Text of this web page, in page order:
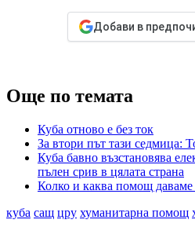
Добави в
Още по темата
Куба отново е без ток
За втори път тази седмица:
Куба бавно възстановява
пълен срив в цялата страна
Колко и каква помощ
куба сащ цру хуманитарна помощ